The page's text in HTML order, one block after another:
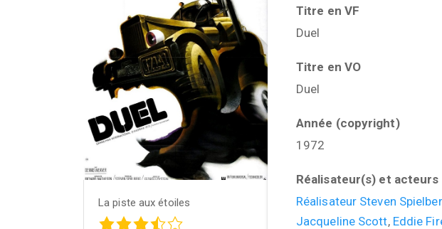
La piste aux étoiles
Titre en VF
Duel
Titre en VO
Duel
Année (copyright)
1972
Réalisateur(s) et acteurs
Réalisateur Steven
Jacqueline Scott, Eddie